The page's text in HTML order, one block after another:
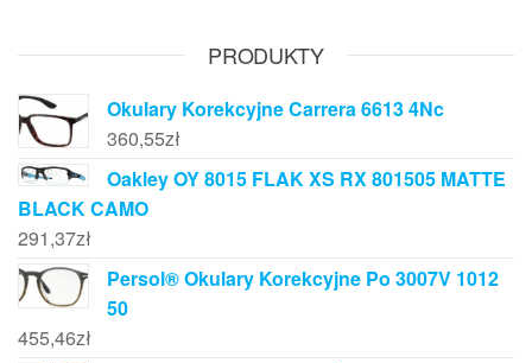
PRODUKTY
Okulary Korekcyjne Carrera 6613 4Nc
360,55zł
Oakley OY 8015 FLAK XS RX 801505 MATTE
BLACK CAMO
291,37zł
Persol® Okulary Korekcyjne Po 3007V 1012
50
455,46zł